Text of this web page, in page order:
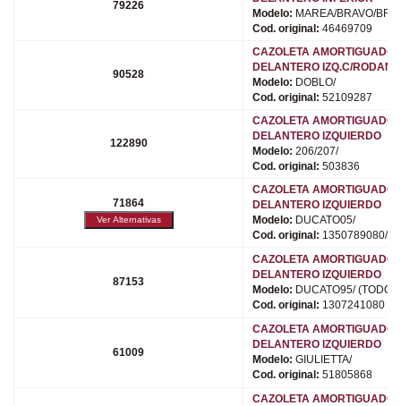
79226
Modelo: MAREA/BRAVO/
Cod. original: 46469709
90528
CAZOLETA
DELANTERO IZQ.C/
Modelo: DOBLO/
Cod. original: 52109287
122890
CAZOLETA
DELANTERO IZQUIERDO
Modelo: 206/207/
Cod. original: 503836
71864
CAZOLETA
DELANTERO IZQUIERDO
Modelo: DUCATO05/
Cod. original: 1350789080/
87153
CAZOLETA
DELANTERO IZQUIERDO
Modelo: DUCATO95/
Cod. original: 1307241080
61009
CAZOLETA
DELANTERO IZQUIERDO
Modelo: GIULIETTA/
Cod. original: 51805868
CAZOLETA